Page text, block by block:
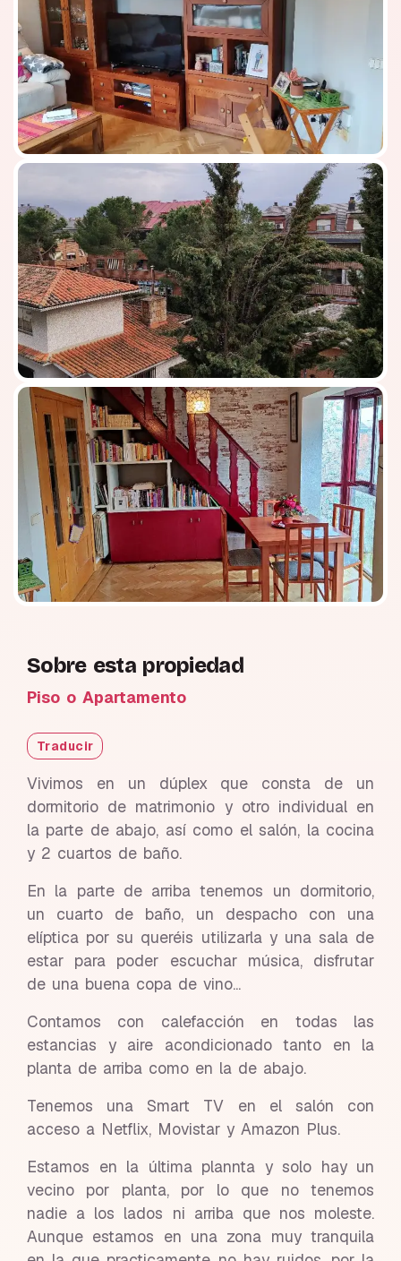
Sobre esta propiedad
Piso o Apartamento
Traducir
Vivimos en un dúplex que consta de un
dormitorio de matrimonio y otro individual en
la parte de abajo, así como el salón, la cocina
y 2 cuartos de baño.
En la parte de arriba tenemos un dormitorio,
un cuarto de baño, un despacho con una
elíptica por su queréis utilizarla y una sala de
estar para poder escuchar música, disfrutar
de una buena copa de vino...
Contamos con calefacción en todas las
estancias y aire acondicionado tanto en la
planta de arriba como en la de abajo.
Tenemos una Smart TV en el salón con
acceso a Netflix, Movistar y Amazon Plus.
Estamos en la última plannta y solo hay un
vecino por planta, por lo que no tenemos
nadie a los lados ni arriba que nos moleste.
Aunque estamos en una zona muy tranquila